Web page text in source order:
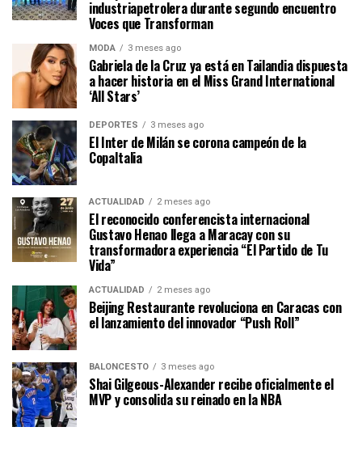
industriapetrolera durante segundo encuentro
Voces que Transforman
MODA 3 meses ago
Gabriela de la Cruz ya está en Tailandia dispuesta
a hacer historia en el Miss Grand International
‘All Stars’
DEPORTES 3 meses ago
El Inter de Milán se corona campeón de la
CopaItalia
ACTUALIDAD 2 meses ago
El reconocido conferencista internacional
Gustavo Henao llega a Maracay con su
transformadora experiencia “El Partido de Tu
Vida”
ACTUALIDAD 2 meses ago
Beijing Restaurante revoluciona en Caracas con
el lanzamiento del innovador “Push Roll”
BALONCESTO 3 meses ago
Shai Gilgeous-Alexander recibe oficialmente el
MVP y consolida su reinado en la NBA